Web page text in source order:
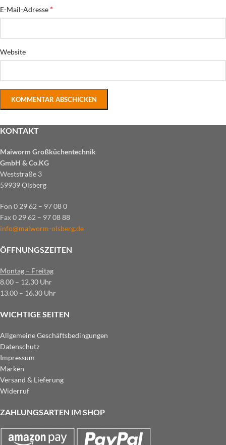
E-Mail-Adresse *
Website
KONTAKT
Maiworm Großküchentechnik
GmbH & Co.KG
Weststraße 3
59939 Olsberg
Fon 0 29 62 – 97 08 0
Fax 0 29 62 – 97 08 88
info@maiworm-olsberg.de
ÖFFNUNGSZEITEN
Montag – Freitag
8.00 – 12.30 Uhr
13.00 – 16.30 Uhr
WICHTIGE SEITEN
Allgemeine Geschäftsbedingungen
Datenschutz
Impressum
Marken
Versand & Lieferung
Widerruf
ZAHLUNGSARTEN IM SHOP